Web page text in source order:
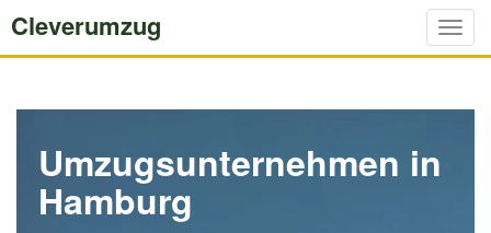
Cleverumzug
Umzugsunternehmen in
Hamburg